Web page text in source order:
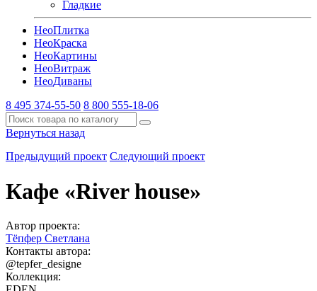
Гладкие
НеоПлитка
НеоКраска
НеоКартины
НеоВитраж
НеоДиваны
8 495 374-55-50 8 800 555-18-06
Вернуться назад
Предыдущий проект Следующий проект
Кафе «River house»
Автор проекта:
Тёпфер Светлана
Контакты автора:
@tepfer_designe
Коллекция: